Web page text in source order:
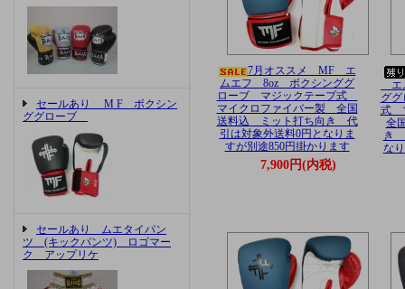
セールあり M F ボクシン
ググローブ
セールあり ムエタイパン
ツ (キックパンツ) ロゴマー
ク アップリケ
7月オススメ MF エ
ムエフ 8oz ボクシンググ
ローブ マジックテープ式
マイクロファイバー製 全国
送料込 ミット打ち向き 代
引は対象外送料0円となりま
すが別途850円掛かります
7,900円(内税)
エ
グ
式
全
き
な